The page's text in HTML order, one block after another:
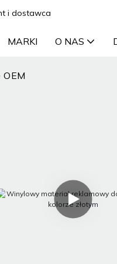
i dostawca
MARKI O NAS